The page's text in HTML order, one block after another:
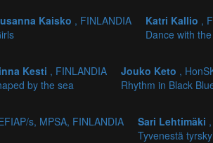
Kaisko , FINLANDIA
Katri Kallio ,
Dance with
Kesti , FINLANDIA
by the sea
Jouko Keto ,
Rhythm in Black
s, MPSA, FINLANDIA
Sari Lehtimäki
Tyvenestä